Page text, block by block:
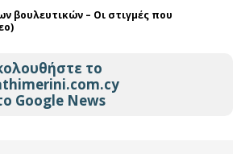
βουλευτικών – Οι στιγμές που
το
Google News